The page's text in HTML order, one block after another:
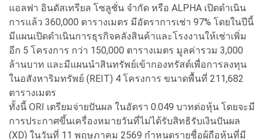
แอลฟา อินดัสเทรียล โซลูชั่น จำกัด หรือ ALPHA เปิดดำเนิน
การแล้ว 360,000 ตารางเมตร มีอัตราการเช่า 97% โดยในปีนี้
มีแผนเปิดดำเนินการธุรกิจคลังสินค้าและโรงงานให้เช่าเพิ่ม
อีก 5 โครงการ กว่า 150,000 ตารางเมตร มูลค่ารวม 3,000
ล้านบาท และมีแผนนำสินทรัพย์เข้ากองทรัสต์เพื่อการลงทุน
ในอสังหาริมทรัพย์ (REIT) 4 โครงการ ขนาดพื้นที่ 211,682
ตารางเมตร
ทั้งนี้ ORI เตรียมจ่ายปันผล ในอัตรา 0.049 บาทต่อหุ้น โดยจะมี
การประกาศขึ้นเครื่องหมายวันที่ไม่ได้รับสิทธิรับเงินปันผล
(XD) ในวันที่ 11 พฤษภาคม 2569 กำหนดรายชื่อผู้ถือหุ้นที่มี